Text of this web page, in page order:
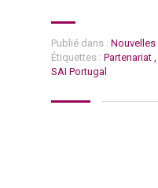
Publié dans : Nouvelles
Étiquettes : Partenariat ,
SAI Portugal